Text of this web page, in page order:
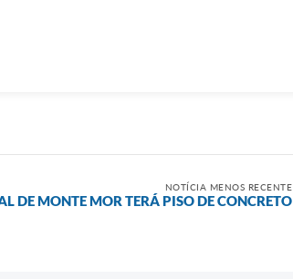
NOTÍCIA MENOS RECENTE
DE MONTE MOR TERÁ PISO DE CONCRETO